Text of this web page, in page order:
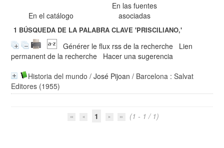
En el catálogo
En las fuentes
asociadas
1 BÚSQUEDA DE LA PALABRA CLAVE'PRISCILIANO,'
Générer le flux rss de la recherche
Lien
permanent de la recherche
Hacer una sugerencia
Historia del mundo /José Pijoan / Barcelona : Salvat
Editores (1955)
1 (1 - 1 / 1)